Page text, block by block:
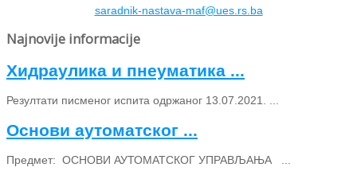
saradnik-nastava-maf@ues.rs.ba
Najnovije informacije
Хидраулика и пнеуматика ...
Резултати писменог испита одржаног 13.07.2021. ...
Основи аутоматског ...
Предмет: ОСНОВИ АУТОМАТСКОГ УПРАВЉАЊА ...